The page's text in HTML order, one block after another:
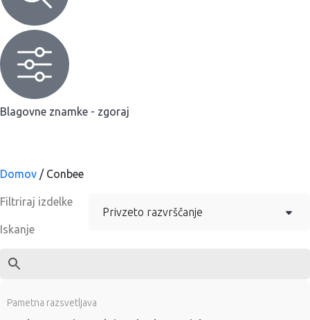
Blagovne znamke - zgoraj
Domov / Conbee
Filtriraj izdelke
Iskanje
Pametna razsvetljava